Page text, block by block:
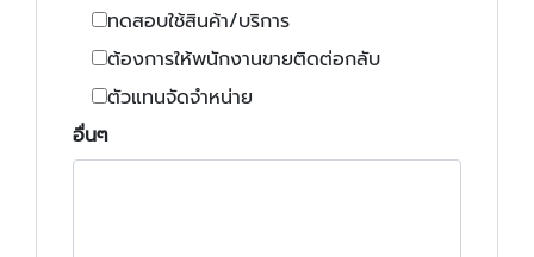
ทดสอบใช้สินค้า/บริการ
ต้องการให้พนักงานขายติดต่อกลับ
ตัวแทนจัดจำหน่าย
อื่นๆ